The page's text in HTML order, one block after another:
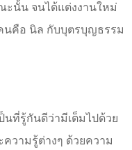
ะนั้น จนได้แต่งงานใหม่
นคือ นิล กับบุตรบุญธรรม
ที่รู้กันดีว่ามีเต็มไปด้วย
ความรู้ต่างๆ ด้วยความ